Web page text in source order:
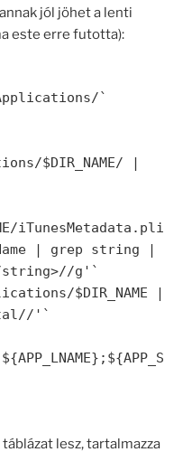
jól jöhet a lenti
este erre futotta):
`
$DIR_NAME/ |
iTunesMetadata.pli
| grep string |
g'`
$DIR_NAME |
'`
lesz, tartalmazza